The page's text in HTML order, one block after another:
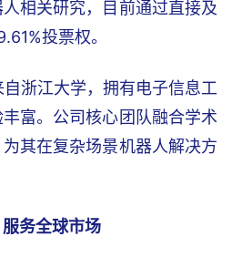
相关研究，目前通过直接及
投票权。
浙江大学，拥有电子信息工
富。公司核心团队融合学术
其在复杂场景机器人解决方
务全球市场